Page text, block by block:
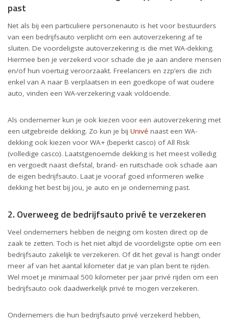
past
Net als bij een particuliere personenauto is het voor bestuurders
van een bedrijfsauto verplicht om een autoverzekering af te
sluiten. De voordeligste autoverzekering is die met WA-dekking.
Hiermee ben je verzekerd voor schade die je aan andere mensen
en/of hun voertuig veroorzaakt. Freelancers en zzp’ers die zich
enkel van A naar B verplaatsen in een goedkope of wat oudere
auto, vinden een WA-verzekering vaak voldoende.
Als ondernemer kun je ook kiezen voor een autoverzekering met
een uitgebreide dekking. Zo kun je bij Univé naast een WA-
dekking ook kiezen voor WA+ (beperkt casco) of All Risk
(volledige casco). Laatstgenoemde dekking is het meest volledig
en vergoedt naast diefstal, brand- en ruitschade ook schade aan
de eigen bedrijfsauto. Laat je vooraf goed informeren welke
dekking het best bij jou, je auto en je onderneming past.
2. Overweeg de bedrijfsauto privé te verzekeren
Veel ondernemers hebben de neiging om kosten direct op de
zaak te zetten. Toch is het niet altijd de voordeligste optie om een
bedrijfsauto zakelijk te verzekeren. Of dit het geval is hangt onder
meer af van het aantal kilometer dat je van plan bent te rijden.
Wel moet je minimaal 500 kilometer per jaar privé rijden om een
bedrijfsauto ook daadwerkelijk privé te mogen verzekeren.
Ondernemers die hun bedrijfsauto privé verzekerd hebben,